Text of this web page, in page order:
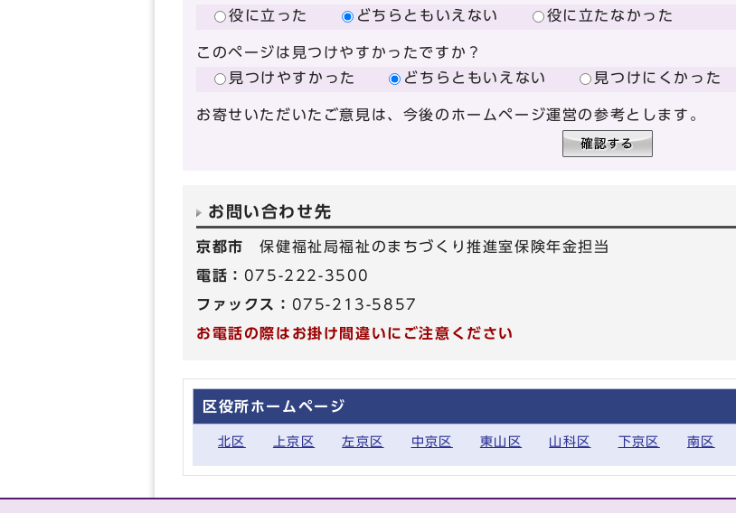
役に立った
どちらともいえない 役に立たなかった
このページは見つけやすかったですか？
見つけやすかった
どちらともいえない 見つけにくかった
お寄せいただいたご意見は、今後のホームページ運営の参考とします。
お問い合わせ先
京都市保健福祉局福祉のまちづくり推進室保険年金担当
電話： 075-222-3500
ファックス： 075-213-5857
お電話の際はお掛け間違いにご注意ください
区役所ホームページ
北区 上京区 左京区 中京区 東山区 山科区 下京区 南区